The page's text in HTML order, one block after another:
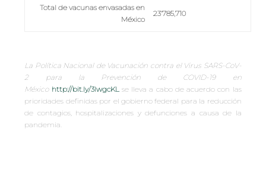
Total de vacunas envasadas en
México
23’785,710
La Política Nacional de Vacunación contra el Virus SARS-CoV-
2 para la Prevención de COVID-19 en
México http://bit.ly/3lwgcKLse lleva a cabo de acuerdo con las
prioridades definidas por el gobierno federal para la reducción
de contagios, hospitalizaciones y defunciones a causa de la
pandemia.